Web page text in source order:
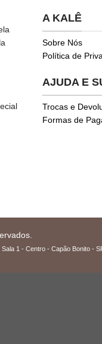
A KALÊ
Sobre Nós
Política de
AJUDA E
Trocas e
Formas de
1 - Centro - Capão Bonito -